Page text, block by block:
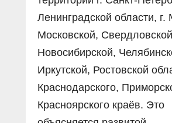
Ленинградской области, г.
Московской,
Новосибирской,
Иркутской, Ростовской
Краснодарского,
Красноярского краёв. Это